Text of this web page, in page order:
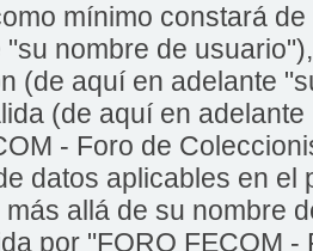
mínimo constará
"su nombre de
(de aquí en adelante
(de aquí en
- Foro de
datos aplicables en
allá de su nombre
por "FORO FECOM